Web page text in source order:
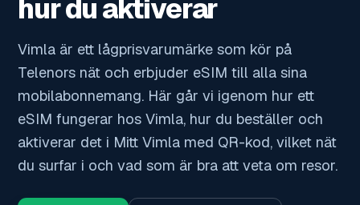
hur du aktiverar
Vimla är ett lågprisvarumärke som kör på
Telenors nät och erbjuder eSIM till alla sina
mobilabonnemang. Här går vi igenom hur ett
eSIM fungerar hos Vimla, hur du beställer och
aktiverar det i Mitt Vimla med QR-kod, vilket nät
du surfar i och vad som är bra att veta om resor.